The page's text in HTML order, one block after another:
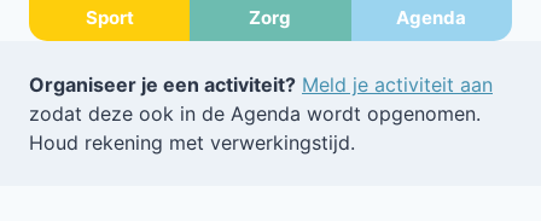
Sport Zorg Agenda
Organiseer je een activiteit? Meld je activiteit aan
zodat deze ook in de Agenda wordt opgenomen.
Houd rekening met verwerkingstijd.